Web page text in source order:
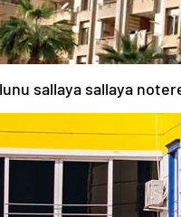
sallaya sallaya